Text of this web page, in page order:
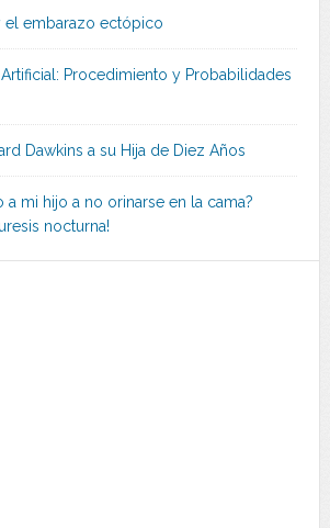
el embarazo ectópico
Artificial: Procedimiento y Probabilidades
Dawkins a su Hija de Diez Años
a mi hijo a no orinarse en la cama?
nocturna!